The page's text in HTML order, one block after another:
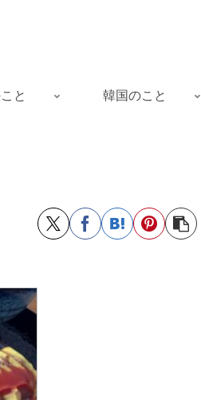
と 韓国のこと